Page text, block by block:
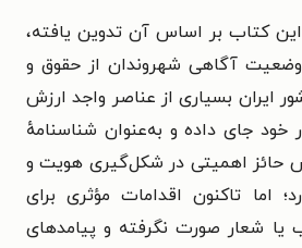
کتاب بر اساس آن تدوین یافته،
آگاهی شهروندان از حقوق و
ایران بسیاری از عناصر واجد ارزش
خود جای داده و به‌عنوان شناسنامهٔ
حائز اهمیتی در شکل‌گیری هویت و
اما تاکنون اقدامات مؤثری برای
شعار صورت نگرفته و پیامدهای